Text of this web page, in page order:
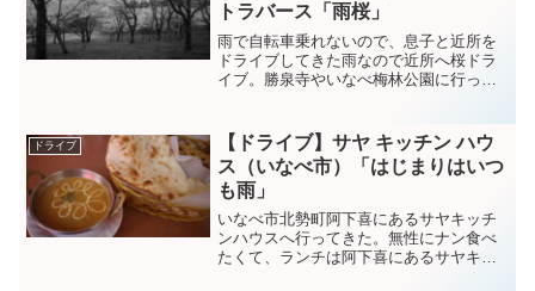
トラバース「雨桜」
雨で自転車乗れないので、息子と近所を
ドライブしてきた雨なので近所へ桜ドラ
イブ。勝泉寺やいなべ梅林公園に行っ
— NR (@NRMeizin) ...
ドライブ
【ドライブ】サヤ キッチン ハウ
ス（いなべ市）「はじまりはいつ
も雨」
いなべ市北勢町阿下喜にあるサヤキッチ
ンハウスへ行ってきた。無性にナン食べ
たくて、ランチは阿下喜にあるサヤキッ